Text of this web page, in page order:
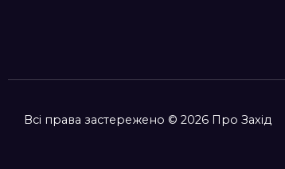
Всі права застережено © 2026 Про Захід